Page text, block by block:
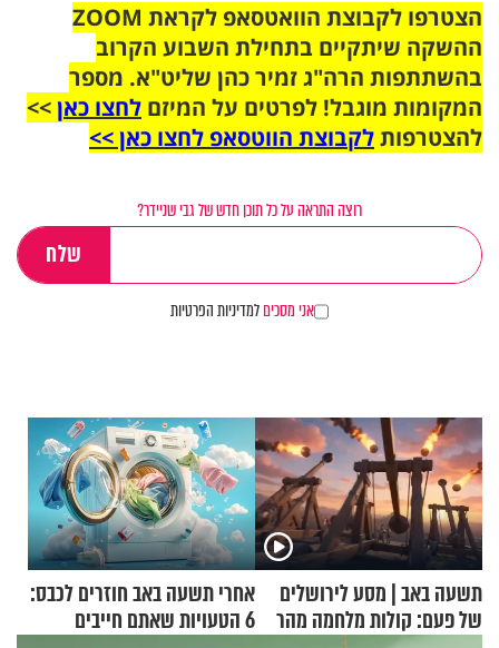
הצטרפו לקבוצת הוואטסאפ לקראת ZOOM
ההשקה שיתקיים בתחילת השבוע הקרוב
בהשתתפות הרה"ג זמיר כהן שליט"א. מספר
המקומות מוגבל! לפרטים על המיזם לחצו כאן>>
להצטרפותלקבוצת הווטסאפ לחצו כאן >>
רוצה התראה על כל תוכן חדש של גבי שניידר?
אני מסכיםלמדיניות הפרטיות
תשעה באב | מסע לירושלים
של פעם: קולות מלחמה מהר
אחרי תשעה באב חוזרים לכבס:
6 הטעויות שאתם חייבים